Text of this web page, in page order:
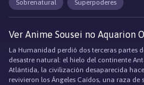
Sobrenatural Superpoderes
Ver Anime Sousei no Aquarion
La Humanidad perdió dos terceras partes
desastre natural: el hielo del continente
Atlántida, la civilización desaparecida
revivieron los Ángeles Caídos, una raza de